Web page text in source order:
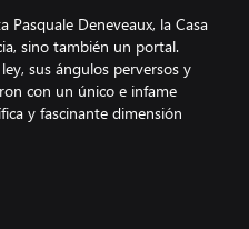
Deneveaux, la Casa
sino también un portal.
sus ángulos perversos y
con un único e infame
y fascinante dimensión
contra una gran